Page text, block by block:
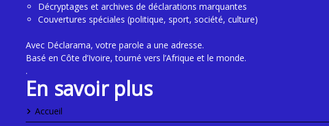
Décryptages et archives de déclarations marquantes
Couvertures spéciales (politique, sport, société, culture)
Avec Déclarama, votre parole a une adresse.
Basé en Côte d’Ivoire, tourné vers l’Afrique et le monde.
.
En savoir plus
Accueil